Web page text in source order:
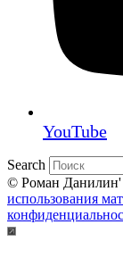
YouTube
Search
© Роман Данилин'
использования